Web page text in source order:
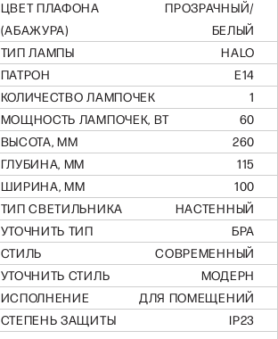
ЦВЕТ ПЛАФОНА
(АБАЖУРА)
ПРОЗРАЧНЫЙ/
БЕЛЫЙ
ТИП ЛАМПЫ
HALO
ПАТРОН
E14
КОЛИЧЕСТВО ЛАМПОЧЕК
1
МОЩНОСТЬ ЛАМПОЧЕК, ВТ
60
ВЫСОТА, ММ
260
ГЛУБИНА, ММ
115
ШИРИНА, ММ
100
ТИП СВЕТИЛЬНИКА
НАСТЕННЫЙ
УТОЧНИТЬ ТИП
БРА
СТИЛЬ
СОВРЕМЕННЫЙ
УТОЧНИТЬ СТИЛЬ
МОДЕРН
ИСПОЛНЕНИЕ
ДЛЯ ПОМЕЩЕНИЙ
СТЕПЕНЬ ЗАЩИТЫ
IP23